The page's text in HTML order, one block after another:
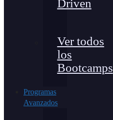
Driven
Ver todos
los
Bootcamps
Programas
Avanzados